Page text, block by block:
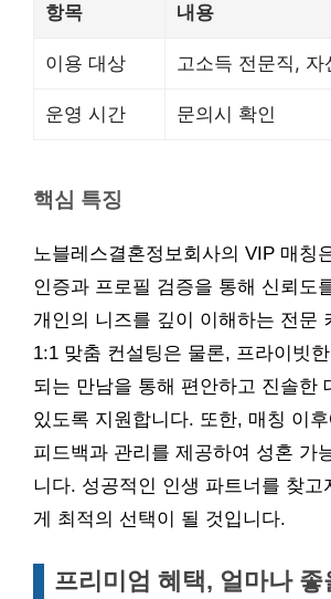
항목 내용
이용 대상 고소득 전문직, 자
운영 시간 문의시 확인
핵심 특징
노블레스결혼정보회사의 VIP 매칭
인증과 프로필 검증을 통해 신뢰도
개인의 니즈를 깊이 이해하는 전문
1:1 맞춤 컨설팅은 물론, 프라이빗
되는 만남을 통해 편안하고 진솔한
있도록 지원합니다. 또한, 매칭 이
피드백과 관리를 제공하여 성혼 가
니다. 성공적인 인생 파트너를 찾고
게 최적의 선택이 될 것입니다.
프리미엄 혜택, 얼마나 좋